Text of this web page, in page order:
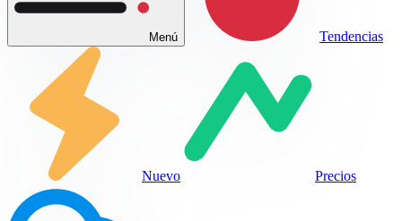
Menú Tendencias
Nuevo Precios